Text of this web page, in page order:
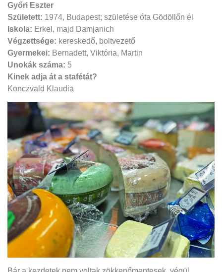
Győri Eszter
Született: 1974, Budapest; születése óta Gödöllőn él
Iskola: Erkel, majd Damjanich
Végzettsége: kereskedő, boltvezető
Gyermekei: Bernadett, Viktória, Martin
Unokák száma: 5
Kinek adja át a stafétát?
Konczvald Klaudia